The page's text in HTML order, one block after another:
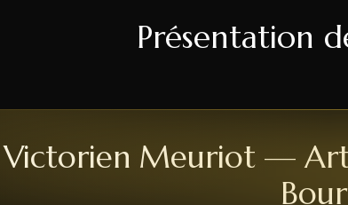
Présentation
Victorien Meuriot —